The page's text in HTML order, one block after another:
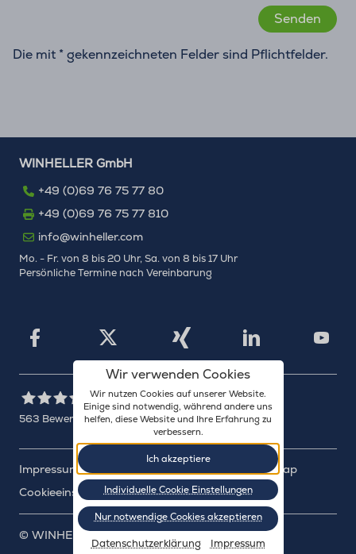
Wir verwenden Cookies
Wir nutzen Cookies auf unserer Website.
Einige sind notwendig, während andere uns
helfen, diese Website und Ihre Erfahrung zu
verbessern.
Ich akzeptiere
Individuelle Cookie Einstellungen
Nur notwendige Cookies akzeptieren
Datenschutzerklärung Impressum
Die mit * gekennzeichneten Felder sind Pflichtfelder.
WINHELLER GmbH
+49 (0)69 76 75 77 80
+49 (0)69 76 75 77 810
info@winheller.com
Mo. - Fr. von 8 bis 20 Uhr, Sa. von 8 bis 17 Uhr
Persönliche Termine nach Vereinbarung
Facebook Xing LinkedIn
WINHELLER GmbH
563 Bewertungen auf ProvenExpert.com
© WINHELLER GmbH: 2003-2026
Impressum Datenschutz
Sitemap
Cookieeinstellungen